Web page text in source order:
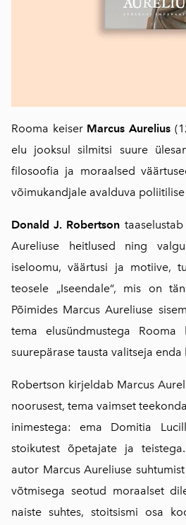
Rooma keiser Marcus Aurelius
elu jooksul silmitsi suure
filosoofia ja moraalsed
võimukandjale avalduva poliitilise
Donald J. Robertson
Aureliuse heitlused ning
iseloomu, väärtusi ja motiive,
teosele „Iseendale“, mis on
Põimides Marcus Aureliuse
tema elusündmustega
suurepärase tausta valitseja
Robertson kirjeldab Marcus
noorusest, tema vaimset
inimestega: ema Domitia
stoikutest õpetajate ja
autor Marcus Aureliuse
võtmisega seotud moraalset
naiste suhtes, stoitsismi osa